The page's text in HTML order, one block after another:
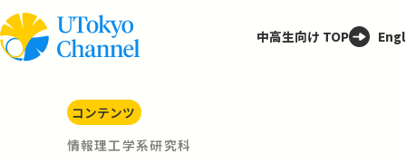
中高生向け TOP
コンテンツ
情報理工学系研究科